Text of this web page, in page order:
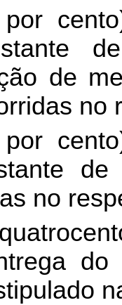
de
no
no
do